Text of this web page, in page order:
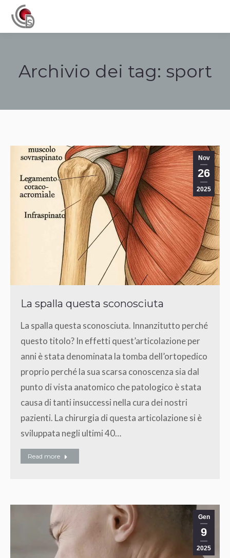
Archivio dei tag: sport
Nov
26
2025
La spalla questa sconosciuta
La spalla questa sconosciuta. Innanzitutto perché
questo titolo? In effetti quest’articolazione per
anni è stata denominata la tomba dell’ortopedico
proprio perché la sua scarsa conoscenza sia dal
punto di vista anatomico che patologico è stata
causa di tanti insuccessi nella cura dei nostri
pazienti. La chirurgia di questa articolazione si è
sviluppata negli ultimi 40…
Read more
Gen
9
2025